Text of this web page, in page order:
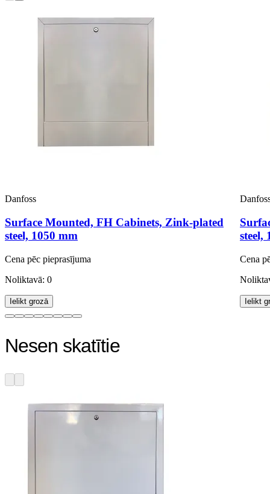
Danfoss
Surface Mounted, FH Cabinets, Zink-plated
steel, 1050 mm
Cena pēc pieprasījuma
Noliktavā: 0
Ielikt grozā
steel,
Cena
Ielikt
Nesen skatītie